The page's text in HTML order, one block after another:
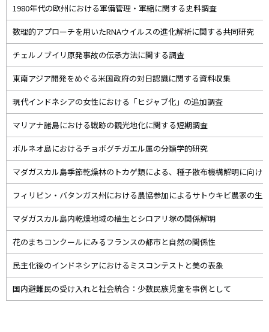
1980年代の欧州における軍備管理・軍縮に関する史料調査
数理的アプローチを用いたRNAウイルスの進化解析に関する共同研究
チェルノブイリ原発事故の伝承方法に関する調査
東南アジア開発をめぐる米国政府の対日認識に関する資料収集
現代インドネシアの女性における「ヒジャブ化」の追加調査
マリアナ諸島における戦跡の観光地化に関する短期調査
ボルネオ島におけるチョボグチガエル属の分類学的研究
マダガスカル島季節乾燥林のトカゲ類による、種子散布機構解明に向け
フィリピン・バタンガス州における農協参加によるサトウキビ農家の生
マダガスカル島内乾燥地域の植生とシロアリ塚の関係解明
花のまちコンクールにみるフランスの都市と自然の関係性
民主化後のインドネシアにおけるミスコンテストと美の表象
国内避難民の受け入れと社会統合：少数民族児童を事例として